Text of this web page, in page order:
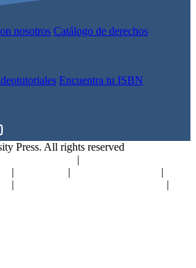
nosotros Catálogo de derechos
Encuentra tu ISBN
Press. All rights reserved
|
| |
|
|
|